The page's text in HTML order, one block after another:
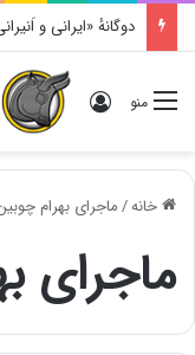
دوگانهٔ «ایرانی و
منو ورود
خانه/ماجرای بهرام
ماجرای